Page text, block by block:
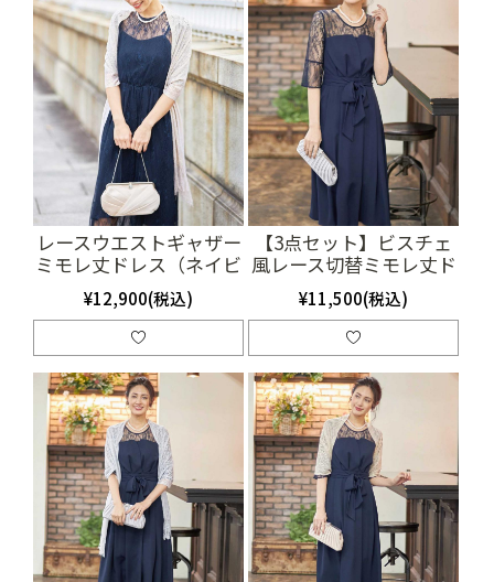
レースウエストギャザー
ミモレ丈ドレス（ネイビ
ー）（SET2001）
¥12,900(税込)
【3点セット】ビスチェ
風レース切替ミモレ丈ド
レス（ネイビー）
（SET3001）
¥11,500(税込)